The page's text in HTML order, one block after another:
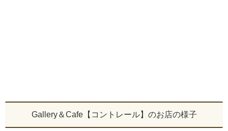
Gallery＆Cafe【コントレール】のお店の様子